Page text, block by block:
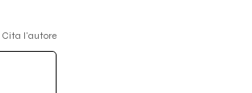
Cita l'autore